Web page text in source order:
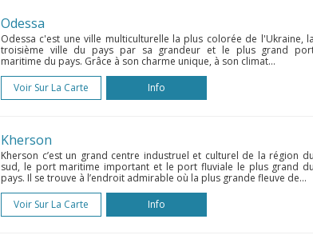
Odessa
Odessa с'est une ville multiculturelle la plus colorée de l'Ukraine, la
troisième ville du pays par sa grandeur et le plus grand
maritime du pays. Grâce à son charme unique, à son climat...
Voir Sur La Carte
Info
Kherson
Kherson c’est un grand centre industruel et culturel de la région du
sud, le port maritime important et le port fluviale le plus grand du
pays. Il se trouve à l’endroit admirable où la plus grande fleuve de...
Voir Sur La Carte
Info